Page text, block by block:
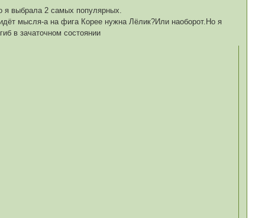
я выбрала 2 самых популярных.
мысля-а на фига Корее нужна Лёлик?Или наоборот.Но я
в зачаточном состоянии